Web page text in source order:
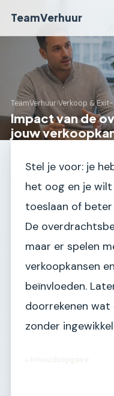
TeamVerhuur
TeamVerhuur›Verkoop &
Impact van de
jouw
Stel je voor: je
het oog en je
toeslaan of
De
maar er spelen
verkoopkansen
beïnvloeden.
doorrekenen
zonder